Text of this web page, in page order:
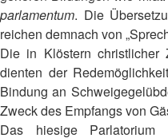
parlamentum. Die
reichen demnach von
Die in Klöstern christlicher
dienten der
Bindung an
Zweck des Empfangs von
Das hiesige